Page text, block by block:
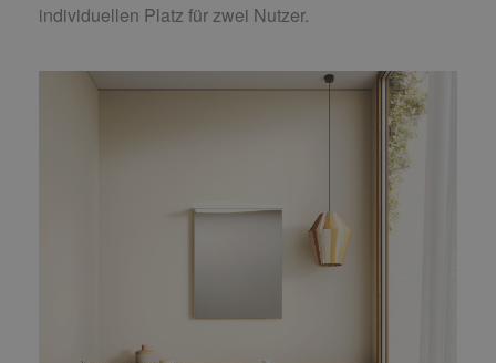
individuellen Platz für zwei Nutzer.